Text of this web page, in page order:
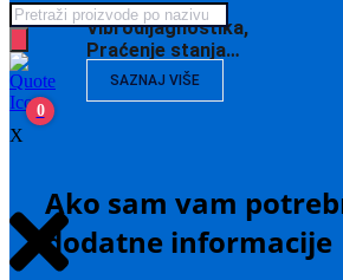
Vibrodijagnostika,
Praćenje stanja…
SAZNAJ VIŠE
Ako sam vam
dodatne informacije
Products
search
0
X